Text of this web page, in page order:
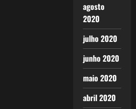
agosto
2020
julho 2020
junho 2020
maio 2020
abril 2020